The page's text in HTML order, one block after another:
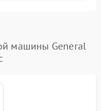
машины General